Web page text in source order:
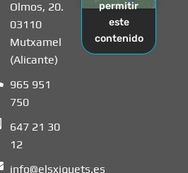
Olmos, 20.
03110
Mutxamel
(Alicante)
965 951
750
647 21 30
12
info@elsxiquets.es
permitir
este
contenido